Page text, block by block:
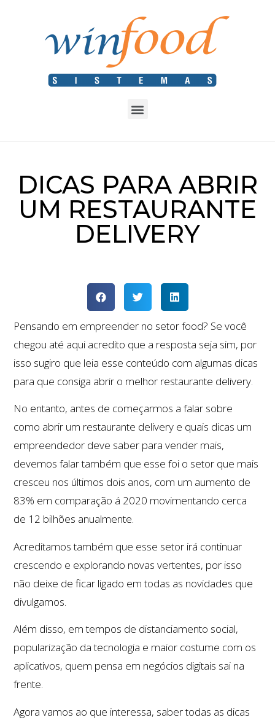
DICAS PARA ABRIR
UM RESTAURANTE
DELIVERY
Pensando em empreender no setor food? Se você
chegou até aqui acredito que a resposta seja sim, por
isso sugiro que leia esse conteúdo com algumas dicas
para que consiga abrir o melhor restaurante delivery.
No entanto, antes de começarmos a falar sobre
como abrir um restaurante delivery e quais dicas um
empreendedor deve saber para vender mais,
devemos falar também que esse foi o setor que mais
cresceu nos últimos dois anos, com um aumento de
83% em comparação á 2020 movimentando cerca
de 12 bilhões anualmente.
Acreditamos também que esse setor irá continuar
crescendo e explorando novas vertentes, por isso
não deixe de ficar ligado em todas as novidades que
divulgamos.
Além disso, em tempos de distanciamento social,
popularização da tecnologia e maior costume com os
aplicativos, quem pensa em negócios digitais sai na
frente.
Agora vamos ao que interessa, saber todas as dicas